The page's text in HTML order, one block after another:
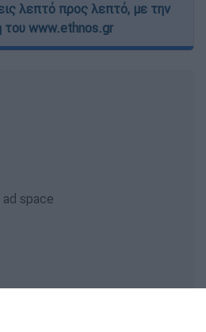
λεπτό προς λεπτό, με την
του www.ethnos.gr